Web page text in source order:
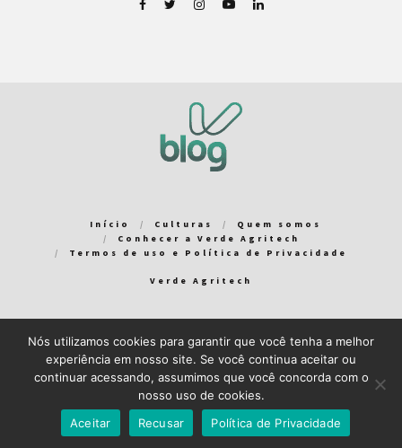
Início Culturas
Quem somos
Conhecer a Verde Agritech
Termos de uso e Política de Privacidade
Verde Agritech
Bem-vindo ao Verde Blog! Para que a sua experiência em nosso
blog seja a melhor possível, utilizamos cookies. Você pode
aceitar ou gerenciar seus cookiesaqui.
Recuso Close GDPR Cookie Banner
Nós utilizamos cookies para garantir que você tenha a melhor
experiência em nosso site. Se você continua aceitar ou
continuar acessando, assumimos que você concorda com o
nosso uso de cookies.
Aceitar
Recusar Política de Privacidade